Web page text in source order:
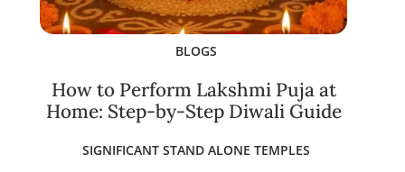
BLOGS
How to Perform Lakshmi Puja at
Home: Step-by-Step Diwali Guide
SIGNIFICANT STAND ALONE TEMPLES